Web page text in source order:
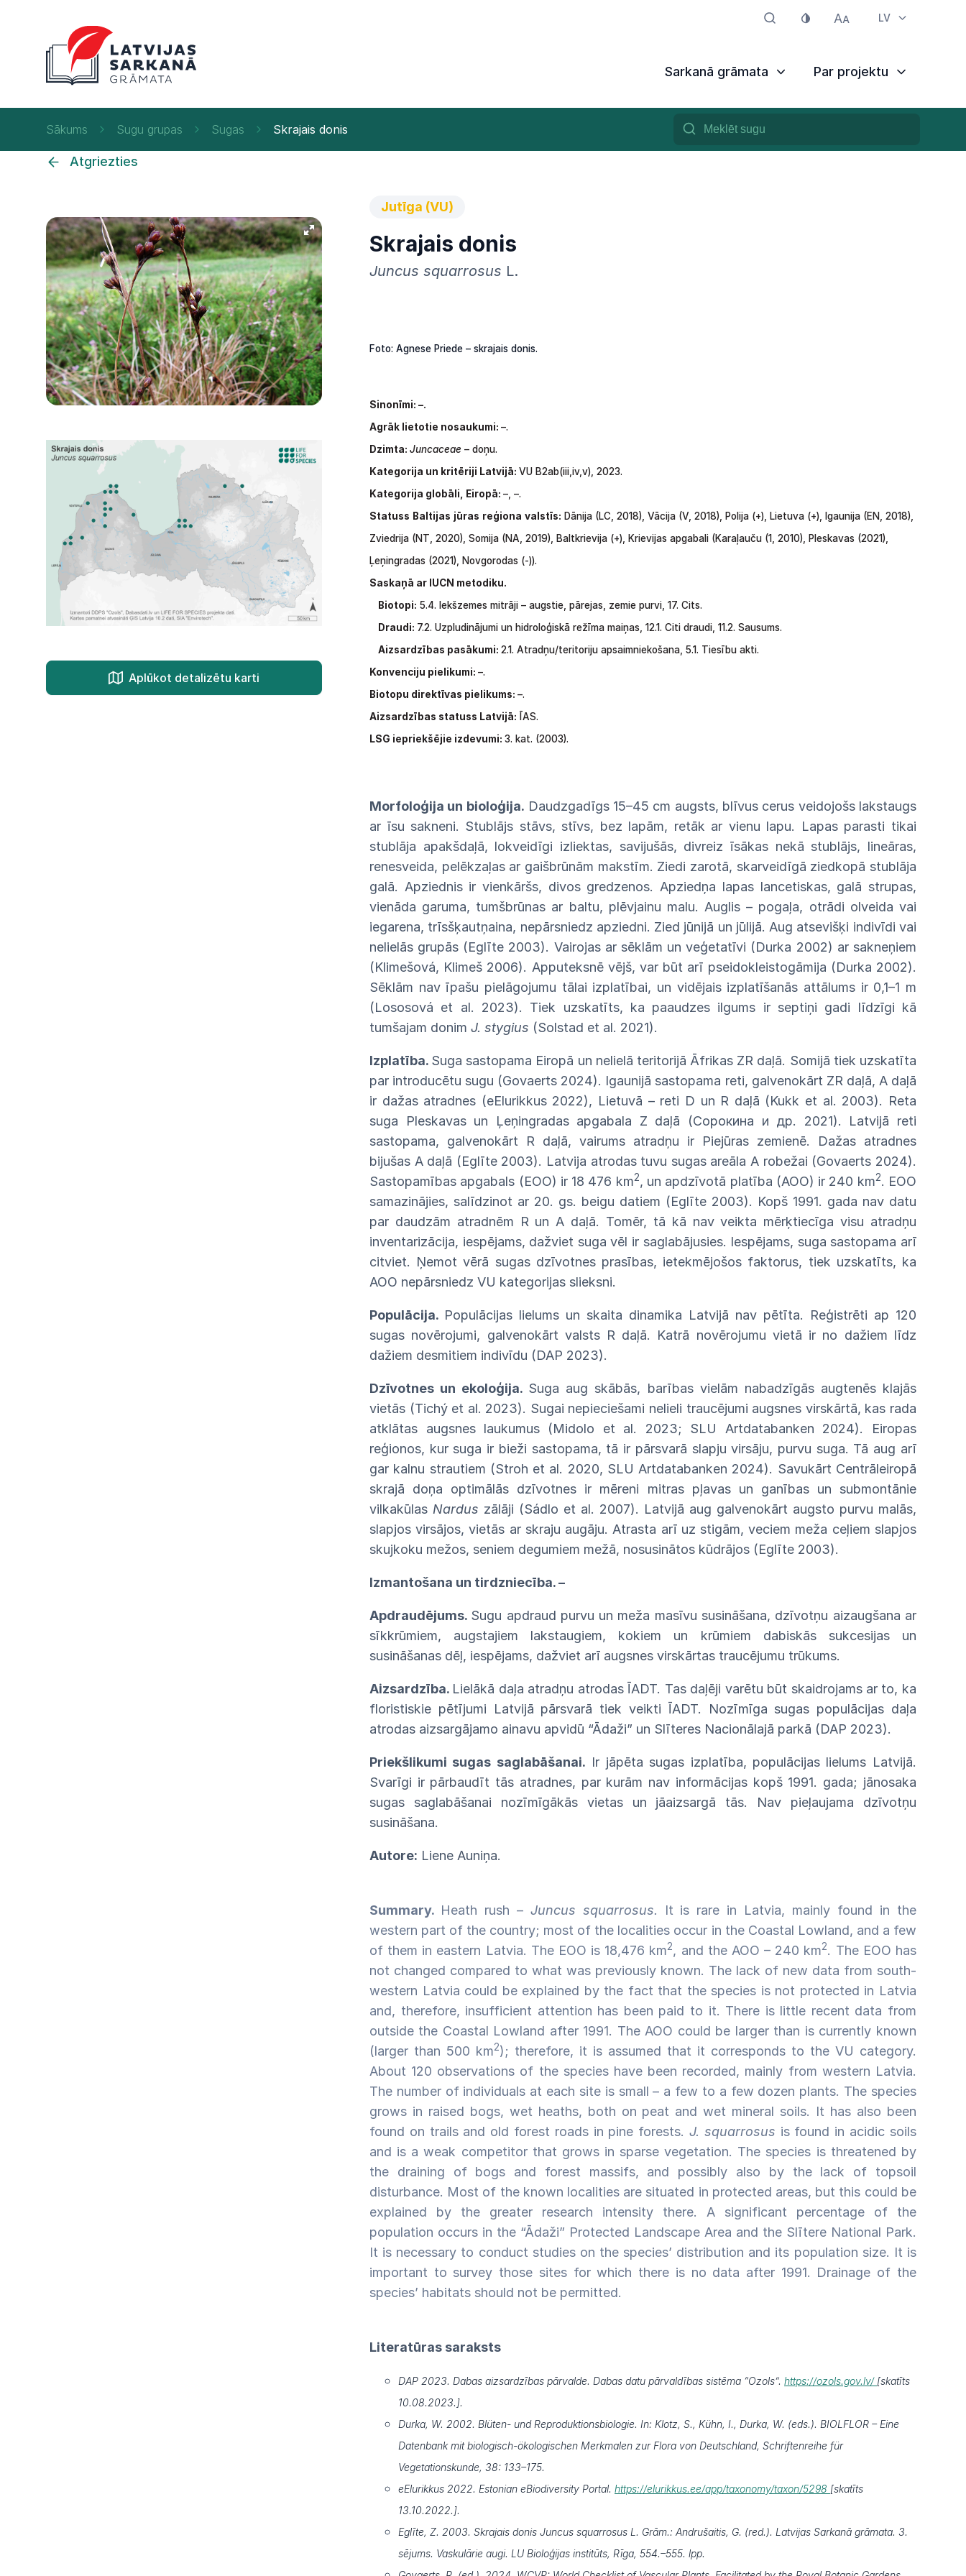
LV
Sarkanā grāmata Par projektu
Sākums Sugu grupas Sugas Skrajais donis
Atgriezties
Aplūkot detalizētu karti
Jutīga (VU)
Skrajais donis
Juncus squarrosus L.
Foto: Agnese Priede – skrajais donis.
Sinonīmi: –.
Agrāk lietotie nosaukumi: –.
Dzimta: Juncaceae – doņu.
Kategorija un kritēriji Latvijā: VU B2ab(iii,iv,v), 2023.
Kategorija globāli, Eiropā: –, –.
Statuss Baltijas jūras reģiona valstīs: Dānija (LC, 2018), Vācija (V, 2018), Polija (+), Lietuva (+), Igaunija (EN,
2018),
Zviedrija (NT, 2020), Somija (NA, 2019), Baltkrievija (+), Krievijas apgabali (Karaļauču (1, 2010), Pleskavas (2021),
Ļeņingradas (2021), Novgorodas (-)).
Saskaņā ar IUCN metodiku.
Biotopi: 5.4. Iekšzemes mitrāji – augstie, pārejas, zemie purvi, 17. Cits.
Draudi: 7.2. Uzpludinājumi un hidroloģiskā režīma maiņas, 12.1. Citi draudi, 11.2. Sausums.
Aizsardzības pasākumi: 2.1. Atradņu/teritoriju apsaimniekošana, 5.1. Tiesību akti.
Konvenciju pielikumi: –.
Biotopu direktīvas pielikums: –.
Aizsardzības statuss Latvijā: ĪAS.
LSG iepriekšējie izdevumi: 3. kat. (2003).
Morfoloģija un bioloģija. Daudzgadīgs 15–45 cm augsts, blīvus cerus veidojošs lakstaugs
ar īsu sakneni. Stublājs stāvs, stīvs, bez lapām, retāk ar vienu lapu. Lapas parasti tikai
stublāja apakšdaļā, lokveidīgi izliektas, savijušās, divreiz īsākas nekā stublājs, lineāras,
renesveida, pelēkzaļas ar gaišbrūnām makstīm. Ziedi zarotā, skarveidīgā ziedkopā stublāja
galā. Apziednis irvienkāršs, divos gredzenos. Apziedņa lapas lancetiskas, galā strupas,
vienāda garuma, tumšbrūnas ar baltu, plēvjainu malu. Auglis – pogaļa, otrādi olveida vai
iegarena, trīsšķautņaina, nepārsniedz apziedni. Zied jūnijā un jūlijā. Aug atsevišķi indivīdi vai
nelielās grupās (Eglīte 2003). Vairojas ar sēklām un veģetatīvi (Durka 2002) ar sakneņiem
(Klimešová, Klimeš 2006). Apputeksnē vējš, var būt arī pseidokleistogāmija (Durka 2002).
Sēklām nav īpašu pielāgojumu tālai izplatībai, un vidējais izplatīšanās attālums ir 0,1–1 m
(Lososová et al. 2023). Tiek uzskatīts, ka paaudzes ilgums ir septiņi gadi līdzīgi kā
tumšajam donim J. stygius (Solstad et al. 2021).
Izplatība. Suga sastopama Eiropā un nelielā teritorijā Āfrikas ZR daļā. Somijā tiek uzskatīta
par introducētu sugu (Govaerts 2024). Igaunijā sastopama reti, galvenokārt ZR daļā, A daļā
ir dažas atradnes (eElurikkus 2022), Lietuvā – reti D un R daļā (Kukk et al. 2003). Reta
suga Pleskavas un Ļeņingradas apgabala Z daļā (Сорокина и др. 2021). Latvijā reti
sastopama, galvenokārt R daļā, vairums atradņu ir Piejūras zemienē. Dažas atradnes
bijušas A daļā (Eglīte 2003). Latvija atrodas tuvu sugas areāla A robežai (Govaerts 2024).
Sastopamības apgabals (EOO) ir 18 476 km2, un apdzīvotā platība (AOO) ir 240 km2. EOO
samazinājies, salīdzinot ar 20. gs. beigu datiem (Eglīte 2003). Kopš 1991. gada nav datu
par daudzām atradnēm R un A daļā. Tomēr, tā kā navveikta mērķtiecīga visu atradņu
inventarizācija, iespējams, dažviet suga vēl ir saglabājusies. Iespējams, suga sastopama arī
citviet. Ņemot vērā sugas dzīvotnes prasības, ietekmējošos faktorus, tiek uzskatīts, ka
AOO nepārsniedz VU kategorijas slieksni.
Populācija. Populācijas lielums un skaita dinamika Latvijā nav pētīta. Reģistrēti ap 120
sugas novērojumi, galvenokārt valsts R daļā. Katrā novērojumu vietā ir no dažiem līdz
dažiem desmitiem indivīdu (DAP 2023).
Dzīvotnes un ekoloģija. Suga aug skābās, barības vielām nabadzīgās augtenēs klajās
vietās (Tichý et al. 2023). Sugai nepieciešami nelieli traucējumi augsnes virskārtā, kas rada
atklātas augsnes laukumus (Midolo et al. 2023; SLU Artdatabanken 2024). Eiropas
reģionos, kur suga ir bieži sastopama, tā ir pārsvarā slapjuvirsāju, purvu suga. Tā aug arī
gar kalnu strautiem (Stroh et al. 2020, SLU Artdatabanken 2024). Savukārt Centrāleiropā
skrajā doņa optimālās dzīvotnes ir mēreni mitras pļavas un ganības un submontānie
vilkakūlas Nardus zālāji (Sádlo et al. 2007). Latvijā aug galvenokārt augsto purvu malās,
slapjos virsājos, vietās ar skraju augāju. Atrasta arī uz stigām, veciem meža ceļiem slapjos
skujkoku mežos, seniem degumiem mežā, nosusinātos kūdrājos (Eglīte 2003).
Izmantošana un tirdzniecība. –
Apdraudējums. Sugu apdraud purvu un meža masīvu susināšana, dzīvotņu aizaugšana ar
sīkkrūmiem, augstajiem lakstaugiem, kokiem un krūmiem dabiskās sukcesijas
un
susināšanas dēļ, iespējams, dažviet arī augsnes virskārtas traucējumu trūkums.
Aizsardzība. Lielākā daļa atradņu atrodas ĪADT. Tas daļēji varētu būt skaidrojams ar to, ka
floristiskie pētījumi Latvijā pārsvarā tiek veikti ĪADT. Nozīmīga sugas populācijas daļa
atrodas aizsargājamo ainavu apvidū “Ādaži” un Slīteres Nacionālajā parkā (DAP 2023).
Priekšlikumi sugas saglabāšanai. Ir jāpēta sugas izplatība, populācijas lielums Latvijā.
Svarīgi ir pārbaudīt tās atradnes, par kurām nav informācijas kopš 1991. gada; jānosaka
sugas saglabāšanai nozīmīgākās vietas un jāaizsargā tās. Nav pieļaujama dzīvotņu
susināšana.
Autore: Liene Auniņa.
Summary. Heath rush –Juncus squarrosus. It is rare in Latvia, mainly found in the
western part of the country; most of the localities occur in the Coastal Lowland, and a few
of them in eastern Latvia. The EOO is 18,476 km2, and the AOO – 240 km2. The EOO has
not changed compared to what was previously known. The lack of new data from south-
western Latvia could be explained by the fact that the species is not protected in Latvia
and, therefore, insufficient attention has been paid to it. There is little recent data from
outside the Coastal Lowland after 1991. The AOO could be larger than is currently known
(larger than 500 km2); therefore, it is assumed that it corresponds to the VU category.
About 120 observations of the species have been recorded, mainly from western Latvia.
The number of individuals at each site is small – a few to a few dozen plants. The species
grows in raised bogs, wet heaths, both on peat and wet mineral soils. It has also been
found on trails and old forest roads in pine forests.J. squarrosus is found in acidic soils
and is a weak competitor that grows in sparse vegetation. The species is threatened by
the draining of bogs and forest massifs, and possibly also by the lack of topsoil
disturbance. Most of the known localities are situated in protected areas, but this could be
explained by the greater research intensity there. A significant percentage of the
population occurs in the “Ādaži” Protected Landscape Area and the Slītere National Park.
It is necessary to conduct studies on the species’ distribution and its population size. It is
important to survey those sites for which there is no data after 1991. Drainage of the
species’ habitats should not be permitted.
Literatūras saraksts
DAP 2023. Dabas aizsardzības pārvalde. Dabas datu pārvaldības sistēma “Ozols”. https://ozols.gov.lv/ [skatīts
10.08.2023.].
Durka, W. 2002. Blüten- und Reproduktionsbiologie. In: Klotz, S., Kühn, I., Durka, W. (eds.). BIOLFLOR – Eine
Datenbank mit biologisch-ökologischen Merkmalen zur Flora von Deutschland, Schriftenreihe für
Vegetationskunde, 38: 133–175.
eElurikkus 2022. Estonian eBiodiversity Portal. https://elurikkus.ee/app/taxonomy/taxon/5298 [skatīts
13.10.2022.].
Eglīte, Z. 2003. Skrajais donis Juncus squarrosus L. Grām.: Andrušaitis, G. (red.). Latvijas Sarkanā grāmata. 3.
sējums. Vaskulārie augi. LU Bioloģijas institūts, Rīga, 554.–555. lpp.